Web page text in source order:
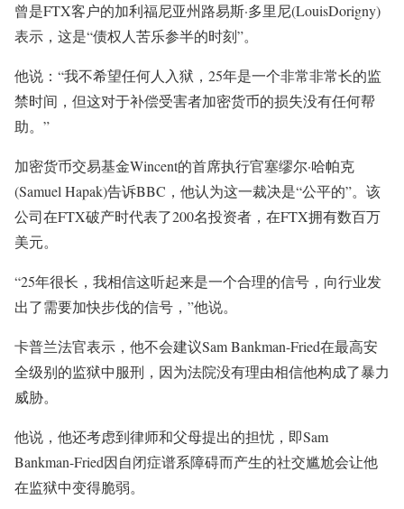
曾是FTX客户的加利福尼亚州路易斯·多里尼(LouisDorigny)
表示，这是“债权人苦乐参半的时刻”。
他说：“我不希望任何人入狱，25年是一个非常非常长的监
禁时间，但这对于补偿受害者加密货币的损失没有任何帮
助。”
加密货币交易基金Wincent的首席执行官塞缪尔·哈帕克
(Samuel Hapak)告诉BBC，他认为这一裁决是“公平的”。该
公司在FTX破产时代表了200名投资者，在FTX拥有数百万
美元。
“25年很长，我相信这听起来是一个合理的信号，向行业发
出了需要加快步伐的信号，”他说。
卡普兰法官表示，他不会建议Sam Bankman-Fried在最高安
全级别的监狱中服刑，因为法院没有理由相信他构成了暴力
威胁。
他说，他还考虑到律师和父母提出的担忧，即Sam
Bankman-Fried因自闭症谱系障碍而产生的社交尴尬会让他
在监狱中变得脆弱。